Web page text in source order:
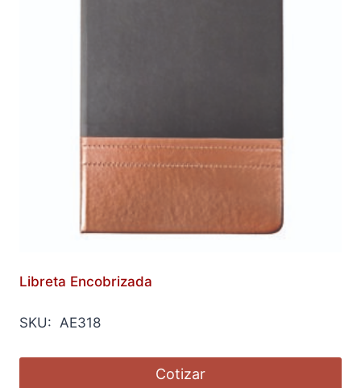
Libreta Encobrizada
SKU: AE318
Cotizar